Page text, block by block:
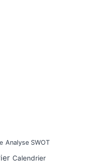
Analyse SWOT
Calendrier